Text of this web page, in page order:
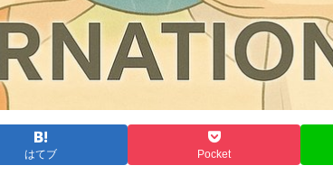
はてブ Pocket